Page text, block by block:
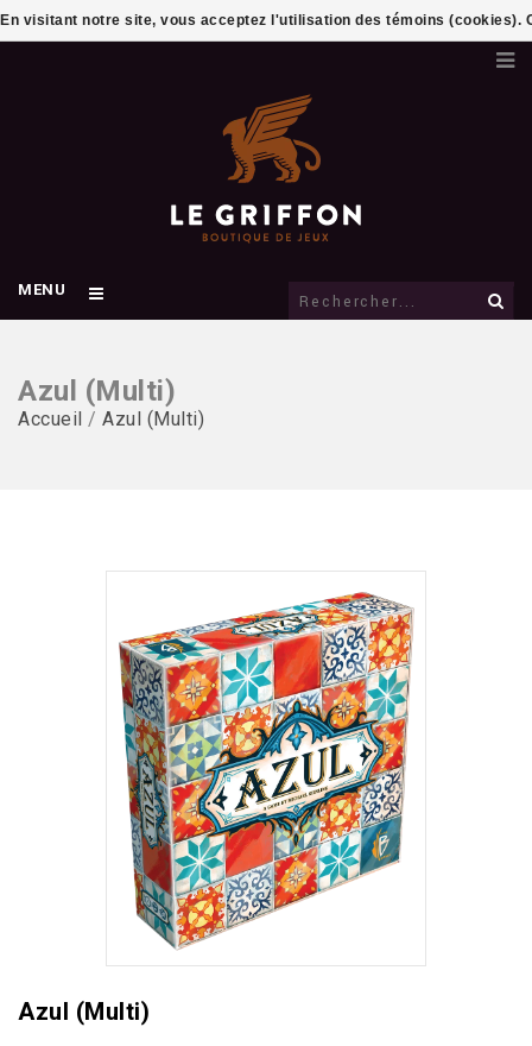
MENU
Azul (Multi)
Accueil / Azul (Multi)
Azul (Multi)
En visitant notre site, vous acceptez l'utilisation des témoins